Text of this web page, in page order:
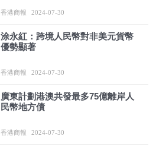
香港商報 2024-07-30
涂永紅：跨境人民幣對非美元貨幣
優勢顯著
香港商報 2024-07-30
廣東計劃港澳共發最多75億離岸人
民幣地方債
香港商報 2024-07-30